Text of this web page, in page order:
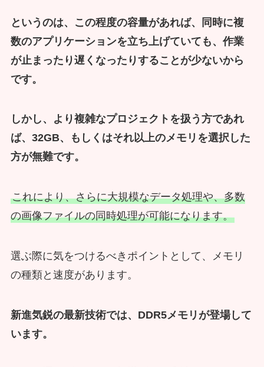
というのは、この程度の容量があれば、同時に複
数のアプリケーションを立ち上げていても、作業
が止まったり遅くなったりすることが少ないから
です。
しかし、より複雑なプロジェクトを扱う方であれ
ば、32GB、もしくはそれ以上のメモリを選択した
方が無難です。
これにより、さらに大規模なデータ処理や、多数
の画像ファイルの同時処理が可能になります。
選ぶ際に気をつけるべきポイントとして、メモリ
の種類と速度があります。
新進気鋭の最新技術では、DDR5メモリが登場して
います。